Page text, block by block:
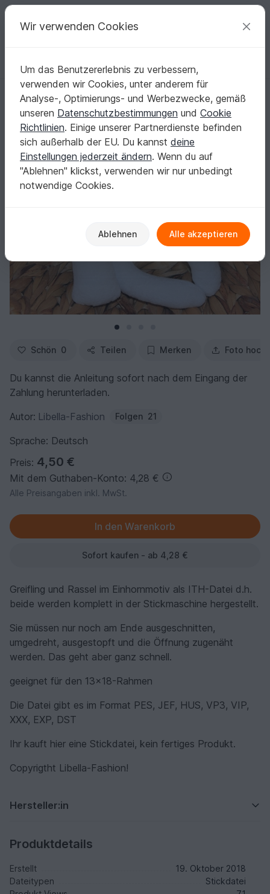
Deine kreativen Ideen
Deutsch | € (EUR) einloggen Kostenlos registrieren
Startseite Sticken Festlichkeiten Geburt
Greifling & Rassel Stickdatei ♥ ITH Einhorn
Greifling & Rassel Stickdatei ♥ ITH Einhorn
Schön 0 Teilen Merken Foto
Du kannst die Anleitung sofort nach dem Eingang der
Zahlung herunterladen.
Autor: Libella-Fashion Folgen 21
Sprache: Deutsch
Preis: 4,50 €
Mit dem Guthaben-Konto: 4,28 €
Alle Preisangaben inkl. MwSt.
Sofort kaufen - ab 4,28 €
Greifling und Rassel im Einhornmotiv als ITH-Datei d.h.
beide werden komplett in der Stickmaschine hergestellt.
Sie müssen nur noch am Ende ausgeschnitten,
umgedreht, ausgestopft und die Öffnung zugenäht
werden. Das geht aber ganz schnell.
geeignet für den 13x18-Rahmen
Die Datei gibt es im Format PES, JEF, HUS, VP3, VIP,
XXX, EXP, DST
Ihr kauft hier eine Stickdatei, kein fertiges Produkt.
Copyrigtht Libella-Fashion!
Hersteller:in
Produktdetails
Erstellt
19. Oktober 2018
Dateitypen
Stickdatei
Wir verwenden Cookies
Um das Benutzererlebnis zu verbessern,
verwenden wir Cookies, unter anderem für
Analyse-, Optimierungs- und Werbezwecke, gemäß
unseren Datenschutzbestimmungen und Cookie
Richtlinien. Einige unserer Partnerdienste befinden
sich außerhalb der EU. Du kannst deine
Einstellungen jederzeit ändern. Wenn du auf
"Ablehnen" klickst, verwenden wir nur unbedingt
notwendige Cookies.
Ablehnen Alle akzeptieren